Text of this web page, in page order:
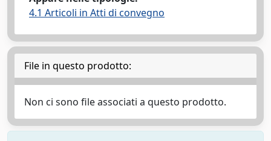
4.1 Articoli in Atti di convegno
File in questo prodotto:
Non ci sono file associati a questo prodotto.